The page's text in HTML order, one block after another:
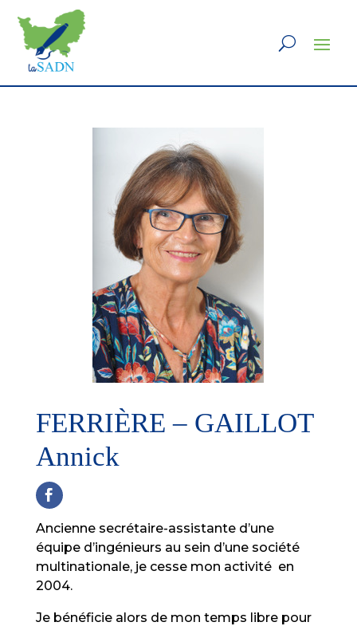
FERRIÈRE – GAILLOT
Annick
Ancienne secrétaire-assistante d’une
équipe d’ingénieurs au sein d’une société
multinationale, je cesse mon activité en
2004.
Je bénéficie alors de mon temps libre pour